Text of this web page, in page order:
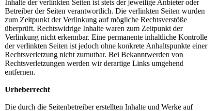
Inhalte der verlinkten Seiten ist stets der jeweilige Anbieter oder
Betreiber der Seiten verantwortlich. Die verlinkten Seiten wurden
zum Zeitpunkt der Verlinkung auf mögliche Rechtsverstöße
überprüft. Rechtswidrige Inhalte waren zum Zeitpunkt der
Verlinkung nicht erkennbar. Eine permanente inhaltliche Kontrolle
der verlinkten Seiten ist jedoch ohne konkrete Anhaltspunkte einer
Rechtsverletzung nicht zumutbar. Bei Bekanntwerden von
Rechtsverletzungen werden wir derartige Links umgehend
entfernen.
Urheberrecht
Die durch die Seitenbetreiber erstellten Inhalte und Werke auf